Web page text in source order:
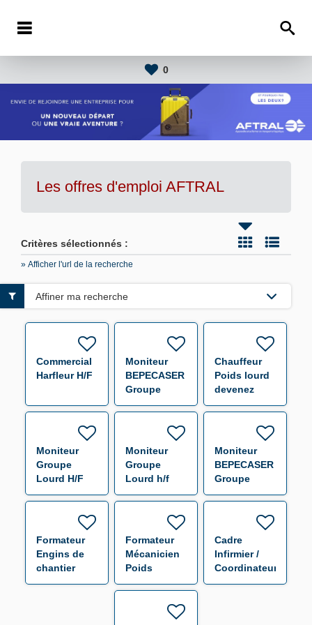
0
Les offres d'emploi AFTRAL
Critères sélectionnés :
» Afficher l'url de la recherche
Commercial
Harfleur H/F
Moniteur
BEPECASER
Groupe
lourd
Saint-Eloi
H/F
Chauffeur
Poids lourd
devenez
formateur
Moniteur
Groupe
Lourd H/F
Moniteur
Groupe
Lourd h/f
Moniteur
BEPECASER
Groupe
Lourd
Formateur
Engins de
chantier
Saint-Pierre-
Formateur
Mécanicien
Poids
Lourds lLe
sur-Mauldre
Cadre
Infirmier /
Coordinateur
Pédagogique
Affiner ma recherche